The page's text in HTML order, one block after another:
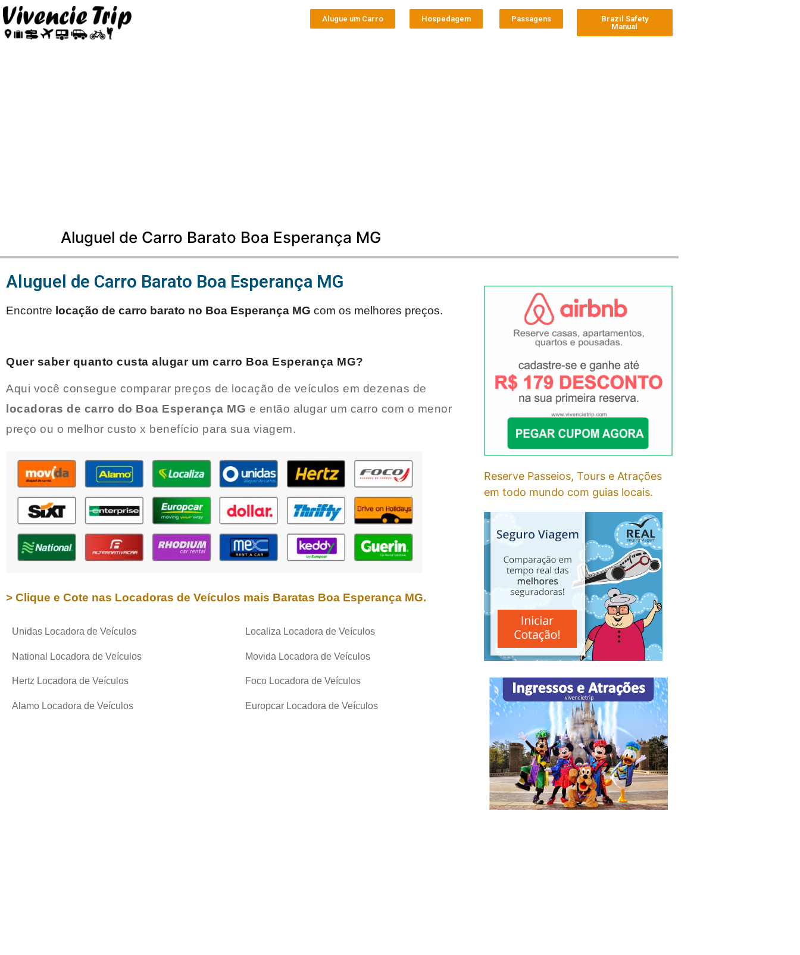
Alugue um Carro Hospedagem Passagens
Brazil Safety
Manual
Aluguel de Carro Barato Boa Esperança MG
Aluguel de Carro Barato Boa Esperança MG
Encontre locação de carro barato no Boa Esperança MG com os melhores preços.
Quer saber quanto custa alugar um carro Boa Esperança MG?
Aqui você consegue comparar preços de locação de veículos em dezenas de
locadoras de carro do Boa Esperança MG e então alugar um carro com o menor
preço ou o melhor custo x benefício para sua viagem.
> Clique e Cote nas Locadoras de Veículos mais Baratas Boa Esperança MG.
Unidas Locadora de Veículos
National Locadora de Veículos
Hertz Locadora de Veículos
Alamo Locadora de Veículos
Localiza Locadora de Veículos
Movida Locadora de Veículos
Foco Locadora de Veículos
Europcar Locadora de Veículos
Reserve Passeios, Tours e Atrações
em todo mundo com guias locais.